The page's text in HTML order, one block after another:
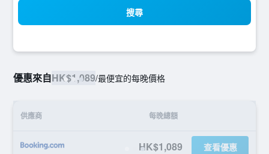
搜尋
優惠來自HK$1,089/最便宜的每晚價格
供應商 每晚總額
HK$1,089 查看優惠